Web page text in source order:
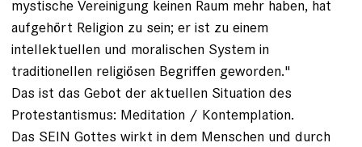
mystische Vereinigung keinen Raum mehr haben, hat
aufgehört Religion zu sein; er ist zu einem
intellektuellen und moralischen System in
traditionellen religiösen Begriffen geworden."
Das ist das Gebot der aktuellen Situation des
Protestantismus: Meditation / Kontemplation.
Das SEIN Gottes wirkt in dem Menschen und durch